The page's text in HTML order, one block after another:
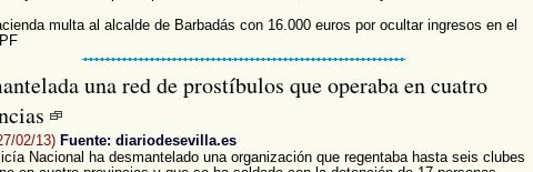
multa al alcalde de Barbadás con 16.000 euros por ocultar ingresos en el
una red de prostíbulos que operaba en cuatro
02/13) Fuente: diariodesevilla.es
Nacional ha desmantelado una organización que regentaba hasta seis clubes